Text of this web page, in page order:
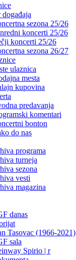
sezona 25/26
koncerti 25/26
koncerti 25/26
sezona 26/27
ulaznica
mesta
kupovina
predavanja
komentari
bonton
do nas
programa
turneja
sezona
vesti
magazina
danas
Tasovac (1966-2021)
sala
Spirio | r